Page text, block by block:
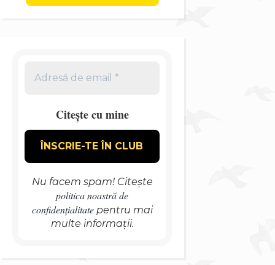
Citește cu mine
Nu facem spam! Citește
politica noastră de
confidențialitatepentru mai
multe informații.